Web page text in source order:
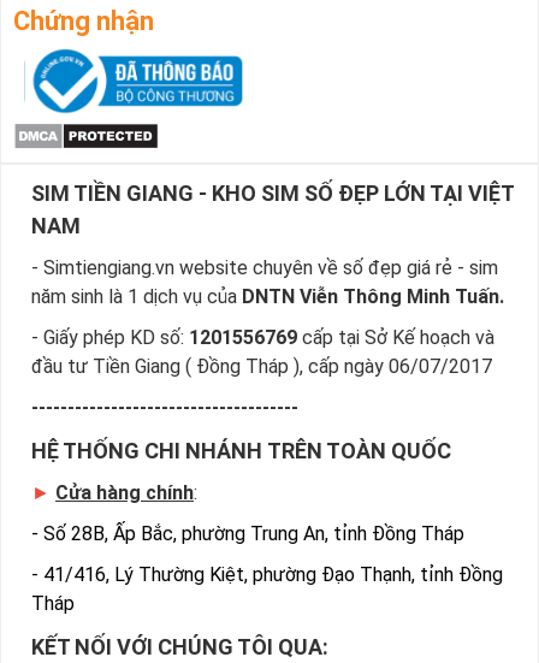
Chứng nhận
SIM TIỀN GIANG - KHO SIM SỐ ĐẸP LỚN TẠI VIỆT
NAM
- Simtiengiang.vn website chuyên về số đẹp giá rẻ - sim
năm sinh là 1 dịch vụ của DNTN Viễn Thông Minh Tuấn.
- Giấy phép KD số: 1201556769 cấp tại Sở Kế hoạch và
đầu tư Tiền Giang ( Đồng Tháp ), cấp ngày 06/07/2017
-------------------------------------
HỆ THỐNG CHI NHÁNH TRÊN TOÀN QUỐC
► Cửa hàng chính:
- Số 28B, Ấp Bắc, phường Trung An, tỉnh Đồng Tháp
- 41/416, Lý Thường Kiệt, phường Đạo Thạnh, tỉnh Đồng
Tháp
KẾT NỐI VỚI CHÚNG TÔI QUA: